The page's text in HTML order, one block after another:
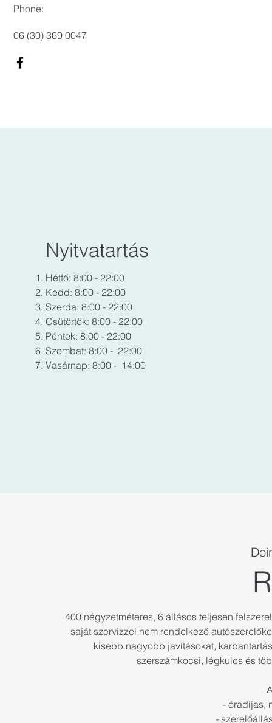
Phone:
06 (30) 369 0047
Nyitvatartás
Hétfő: 8:00 - 22:00
Kedd: 8:00 - 22:00
Szerda: 8:00 - 22:00
Csütörtök: 8:00 - 22:00
Péntek: 8:00 - 22:00
Szombat: 8:00 - 22:00
Vasárnap: 8:00 - 14:00
400 négyzetméteres, 6 állásos teljesen
saját szervizzel nem rendelkező
kisebb nagyobb javításokat,
szerszámkocsi, légkulcs és
- óradíjas,
-